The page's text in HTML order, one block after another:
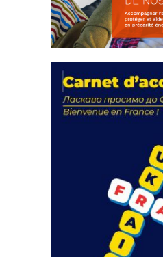
actions
18 septembre 2023
FEUILLETER